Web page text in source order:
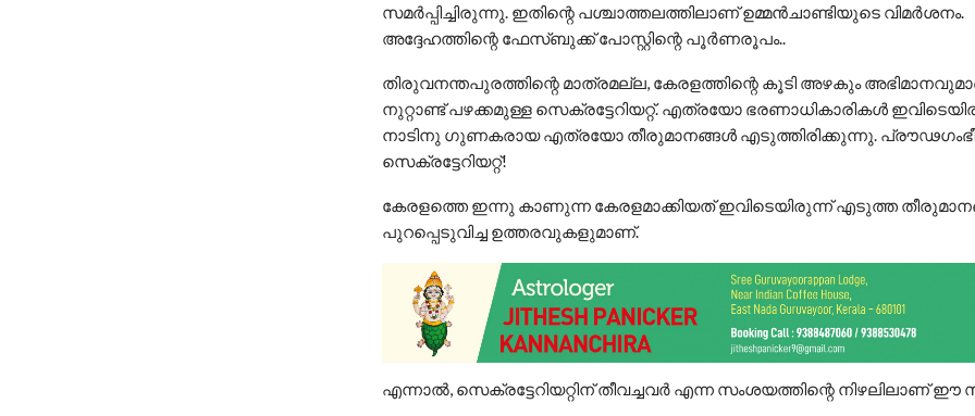
സമര്‍പ്പിച്ചിരുന്നു. ഇതിന്റെ പശ്ചാത്തലത്തിലാണ് ഉമ്മന്‍ചാണ്ടിയുടെ വിമര്‍ശനം.
അദ്ദേഹത്തിന്റെ ഫേസ്ബുക്ക് പോസ്റ്റിന്റെ പൂര്‍ണരൂപം..
തിരുവനന്തപുരത്തിന്റെ മാത്രമല്ല, കേരളത്തിന്റെ കൂടി അഴകും
നുറ്റാണ്ട് പഴക്കമുള്ള സെക്രട്ടേറിയറ്റ്. എത്രയോ ഭരണാധികാരികള്‍
നാടിനു ഗുണകരായ എത്രയോ തീരുമാനങ്ങള്‍ എടുത്തിരിക്കുന്നു.
സെക്രട്ടേറിയറ്റ്!
കേരളത്തെ ഇന്നു കാണുന്ന കേരളമാക്കിയത് ഇവിടെയിരുന്ന് എടുത്ത
പുറപ്പെടുവിച്ച ഉത്തരവുകളുമാണ്.
എന്നാല്‍, സെക്രട്ടേറിയറ്റിന് തീവച്ചവര്‍ എന്ന സംശയത്തിന്റെ നിഴലിലാണ് ഈ